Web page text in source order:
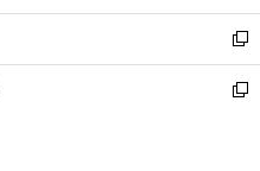
開
く
ウ
で
開
く
ン
ド
ウ
で
ウ
ィ
ン
ド
新
し
い
新